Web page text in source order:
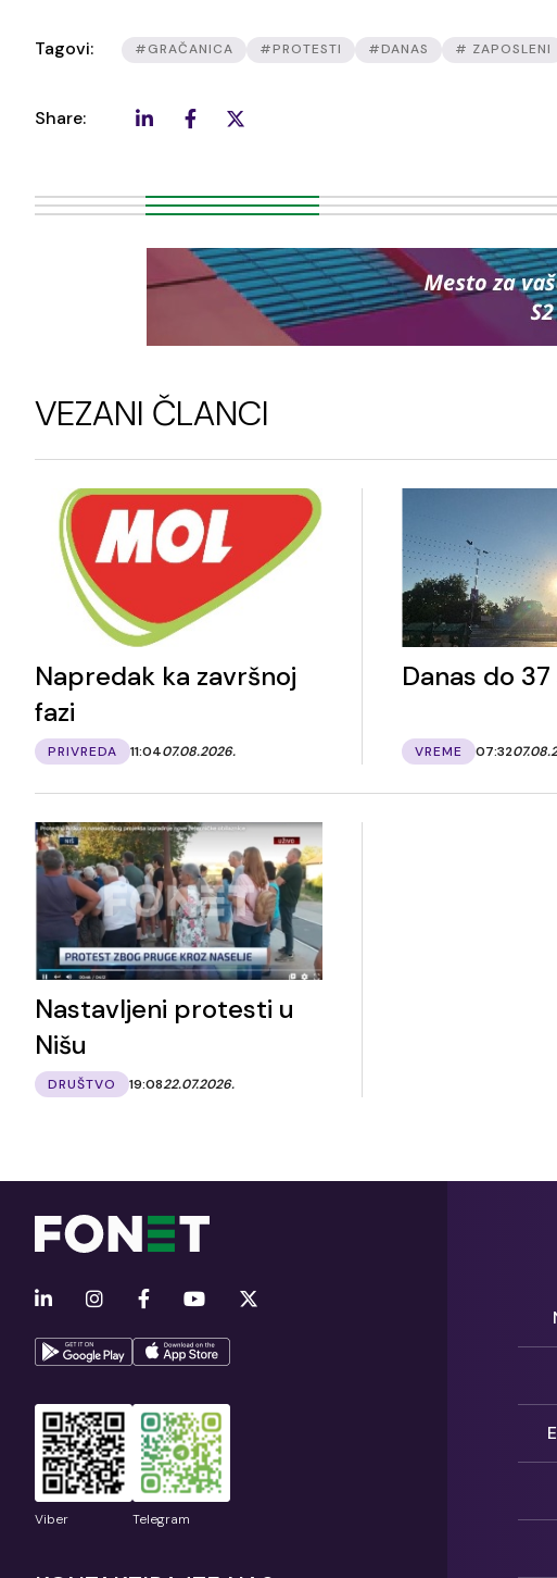
Tagovi: #GRAČANICA #PROTESTI #DANAS # ZAPOSLENI
Share:
VEZANI ČLANCI
Napredak ka završnoj
fazi
PRIVREDA 11:0407.08.2026.
Danas do
VREME 07:32
Nastavljeni protesti u
Nišu
DRUŠTVO 19:0822.07.2026.
Viber Telegram